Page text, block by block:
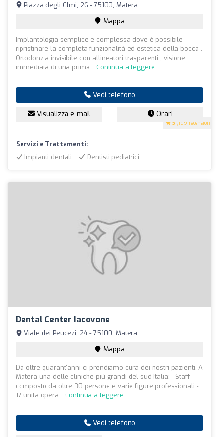
5 (199 recensioni)
Piazza degli Olmi, 26 - 75100, Matera
Mappa
Implantologia semplice e complessa dove è possibile
ripristinare la completa funzionalità ed estetica della bocca .
Ortodonzia invisibile con allineatori trasparenti , visione
immediata di una prima... Continua a leggere
Vedi telefono
Visualizza e-mail Orari
Servizi e Trattamenti:
Impianti dentali
Dentisti pediatrici
Dental Center Iacovone
Viale dei Peucezi, 24 - 75100, Matera
Mappa
Da oltre quarant'anni ci prendiamo cura dei nostri pazienti. A
Matera una delle cliniche più grandi del sud Italia: - Staff
composto da oltre 30 persone e varie figure professionali -
17 unità opera... Continua a leggere
Vedi telefono